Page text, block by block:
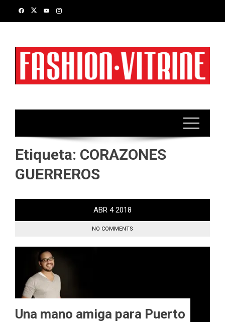
Etiqueta: CORAZONES
GUERREROS
ABR 4 2018
NO COMMENTS
Una mano amiga para Puerto